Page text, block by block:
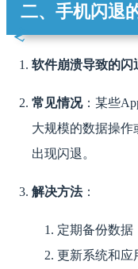
二、手机闪退
软件崩溃导致的闪
常见情况：某些
大规模的数据操作
出现闪退。
解决方法：
定期备份数据
更新系统和应